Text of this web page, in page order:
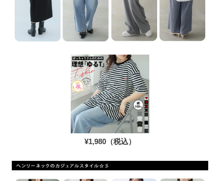
¥1,980（税込）